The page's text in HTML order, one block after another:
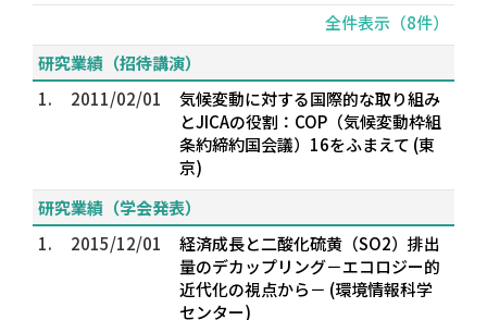
全件表示（8件）
研究業績（招待講演）
1.
2011/02/01
気候変動に対する国際的な取り組み
とJICAの役割：COP（気候変動枠組
条約締約国会議）16をふまえて (東
京)
研究業績（学会発表）
1.
2015/12/01
経済成長と二酸化硫黄（SO2）排出
量のデカップリング－エコロジー的
近代化の視点から－ (環境情報科学
センター)